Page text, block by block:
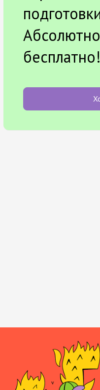
Абсолютно
бесплатно!